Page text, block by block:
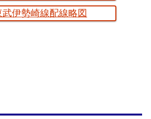
武伊勢崎線配線略図